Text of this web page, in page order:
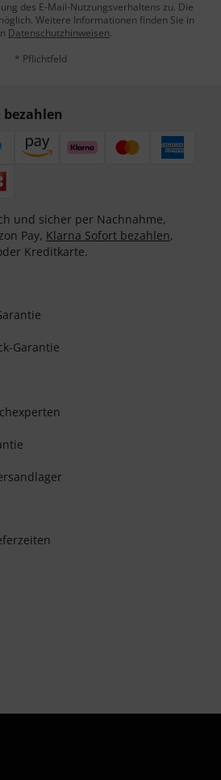
des E-Mail-Nutzungsverhaltens zu. Die
Weitere Informationen finden Sie in
Datenschutzhinweisen.
* Pflichtfeld
und sicher per Nachnahme,
Pay, Klarna Sofort bezahlen,
Kreditkarte.
Garantie